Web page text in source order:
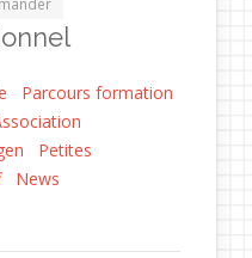
Parcours formation
Petites
News